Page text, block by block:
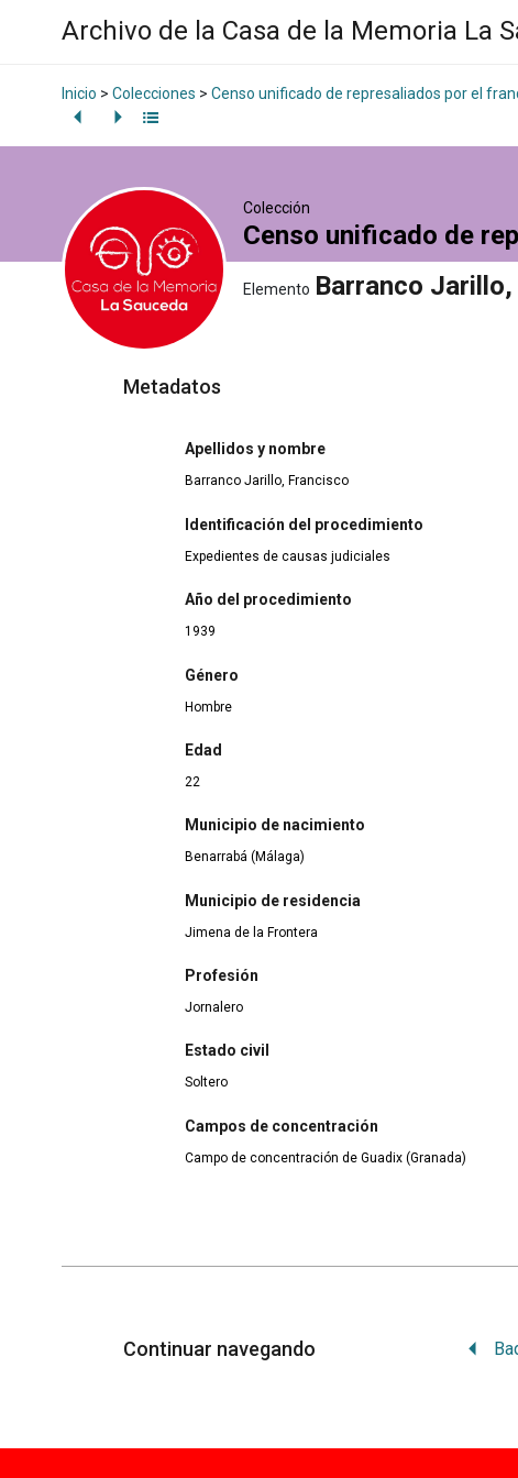
Archivo de la Casa de la Memoria La
Inicio > Colecciones > Censo unificado de represaliados por el
Colección
Censo unificado de
Elemento Barranco
Metadatos
Apellidos y nombre
Barranco Jarillo, Francisco
Identificación del procedimiento
Expedientes de causas judiciales
Año del procedimiento
1939
Género
Hombre
Edad
22
Municipio de nacimiento
Benarrabá (Málaga)
Municipio de residencia
Jimena de la Frontera
Profesión
Jornalero
Estado civil
Soltero
Campos de concentración
Campo de concentración de Guadix (Granada)
Continuar navegando